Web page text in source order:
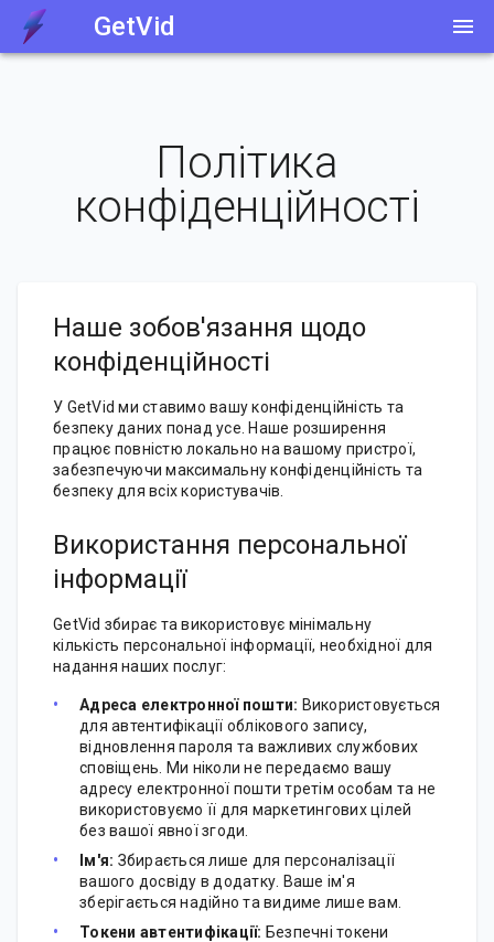
GetVid
Політика
конфіденційності
Наше зобов'язання щодо
конфіденційності
У GetVid ми ставимо вашу конфіденційність та
безпеку даних понад усе. Наше розширення
працює повністю локально на вашому пристрої,
забезпечуючи максимальну конфіденційність та
безпеку для всіх користувачів.
Використання персональної
інформації
GetVid збирає та використовує мінімальну
кількість персональної інформації, необхідної для
надання наших послуг:
Адреса електронної пошти: Використовується
для автентифікації облікового запису,
відновлення пароля та важливих службових
сповіщень. Ми ніколи не передаємо вашу
адресу електронної пошти третім особам та не
використовуємо її для маркетингових цілей
без вашої явної згоди.
Ім'я: Збирається лише для персоналізації
вашого досвіду в додатку. Ваше ім'я
зберігається надійно та видиме лише вам.
Токени автентифікації: Безпечні токени